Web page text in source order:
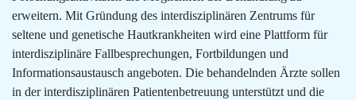
erweitern. Mit Gründung des interdisziplinären Zentrums für
seltene und genetische Hautkrankheiten wird eine Plattform für
interdisziplinäre Fallbesprechungen, Fortbildungen und
Informationsaustausch angeboten. Die behandelnden Ärzte sollen
in der interdisziplinären Patientenbetreuung unterstützt und die